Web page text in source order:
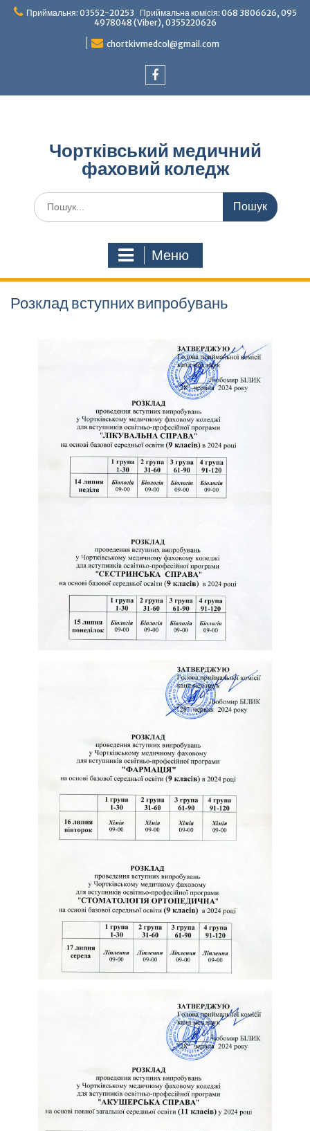
ПерейтиПриймальня: 03552-20253 Приймальна комісія: 068 3806626, 095
4978048 (Viber), 0355220626
chortkivmedcol@gmail.com
Чортківський медичний
фаховий коледж
Шукати:
Меню
Розклад вступних випробувань